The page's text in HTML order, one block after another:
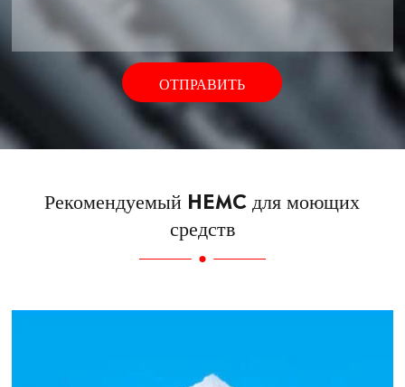
ОТПРАВИТЬ
Рекомендуемый HEMC для моющих
средств